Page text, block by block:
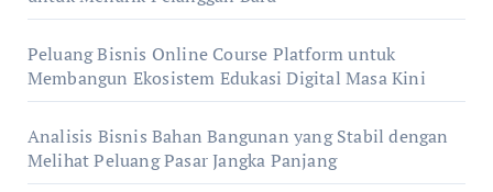
Peluang Bisnis Online Course Platform untuk
Membangun Ekosistem Edukasi Digital Masa Kini
Analisis Bisnis Bahan Bangunan yang Stabil dengan
Melihat Peluang Pasar Jangka Panjang